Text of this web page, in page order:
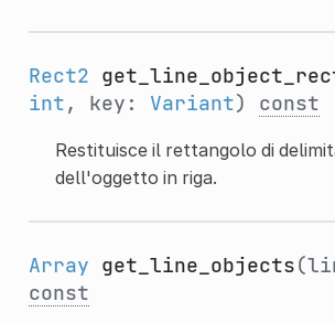
Rect2
int, key: Variant) const
Restituisce il rettangolo di
dell'oggetto in riga.
Array get_line_objects
const